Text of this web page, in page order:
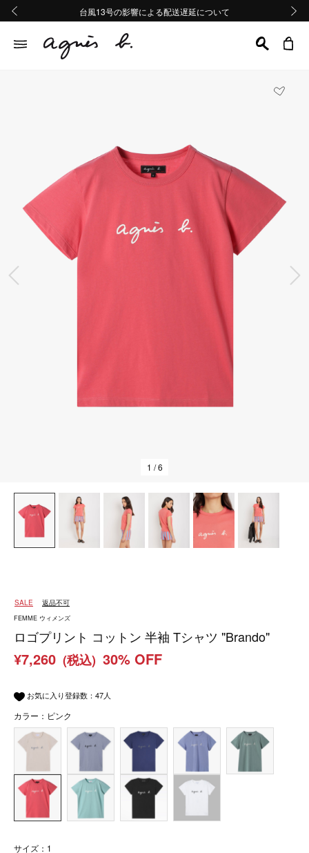
熊本地域地震の影響による配送遅延について
Summer Sale 2buy10%OFF!!
台風13号の影響による配送遅延について
熊本地域地震の影響による配送遅延について
Summer Sale 2buy10%OFF!!
前の画像
1 / 6
SALE 返品不可
FEMME ウィメンズ
ロゴプリント コットン 半袖 Tシャツ "Brando"
¥7,260 (税込) 30% OFF
お気に入り登録数： 47人
カラー：ピンク
サイズ：1